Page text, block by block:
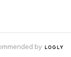
です。やっと幼
なのです…しか
の「お預かり保
お友達が両方いる
by